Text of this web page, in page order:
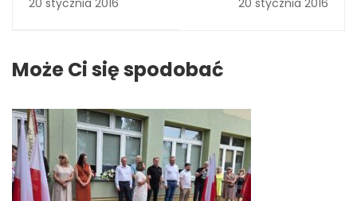
Pamięci –
Zawodowych nr 2
Warszawy w
Mazowieckim
Może Ci się spodobać